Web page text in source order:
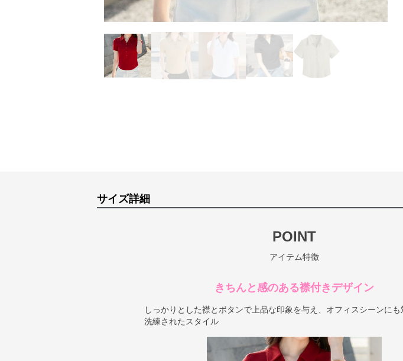
サイズ詳細
POINT
アイテム特徴
きちんと感のある襟付きデザイン
しっかりとした襟とボタンで上品な印象を与え、オフィスシーンにも
洗練されたスタイル